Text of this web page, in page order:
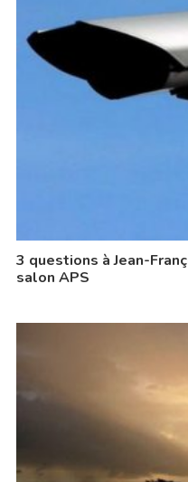
3 questions à Jean-
salon APS